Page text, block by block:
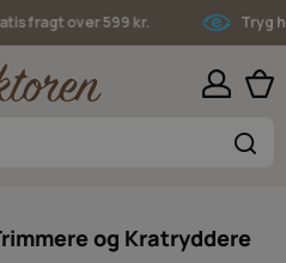
fragt over 599 kr. Tryg
og Kratryddere